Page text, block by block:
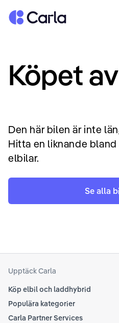
Tillbaka till startsidan
Köpet
Den här bilen är inte
Hitta en liknande
elbilar.
Se alla
Upptäck Carla
Köp elbil och laddhybrid
Populära kategorier
Carla Partner Services